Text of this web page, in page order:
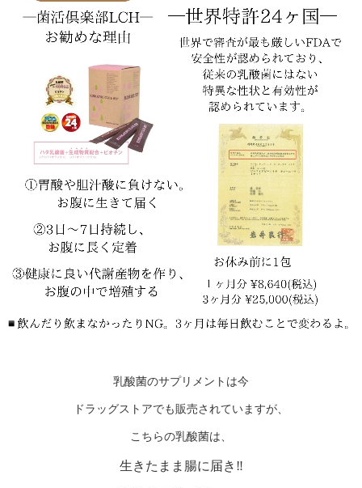
乳酸菌のサプリメントは今
ドラッグストアでも販売されていますが、
こちらの乳酸菌は、
生きたまま腸に届き‼️